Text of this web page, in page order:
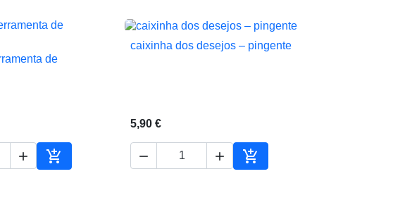
rápida
de
 
Adicionar ao carrinho
 Vista rápida
caixinha dos desejos – pingente
5,90 €
  
Adicionar ao carrinho